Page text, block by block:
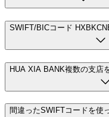
SWIFT/BICコード
HUA XIA BANK複数の支店
間違ったSWIFTコードを使